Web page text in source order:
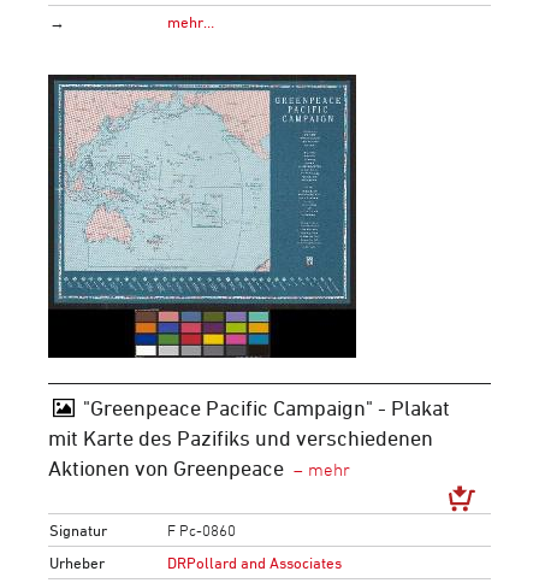
→
mehr…
"Greenpeace Pacific Campaign" - Plakat
mit Karte des Pazifiks und verschiedenen
Aktionen von Greenpeace
Signatur
F Pc-0860
Urheber
DRPollard and Associates